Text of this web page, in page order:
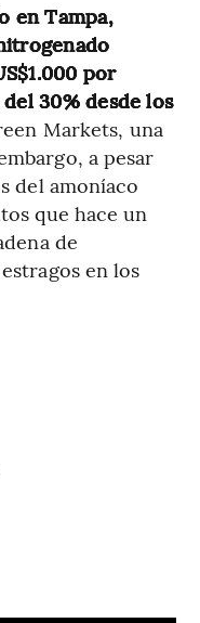
en Tampa,
por
30% desde los
Markets, una
a pesar
del amoníaco
que hace un
de
en los